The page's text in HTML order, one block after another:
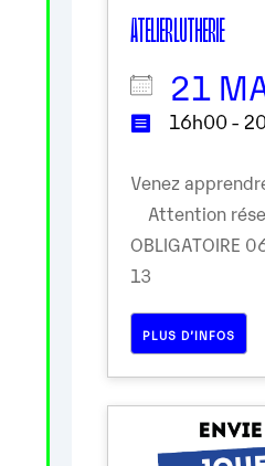
ATELIER LUTHERIE
21
16h00 -
Venez
Attention
OBLIGATOIRE
13
PLUS D’INFOS